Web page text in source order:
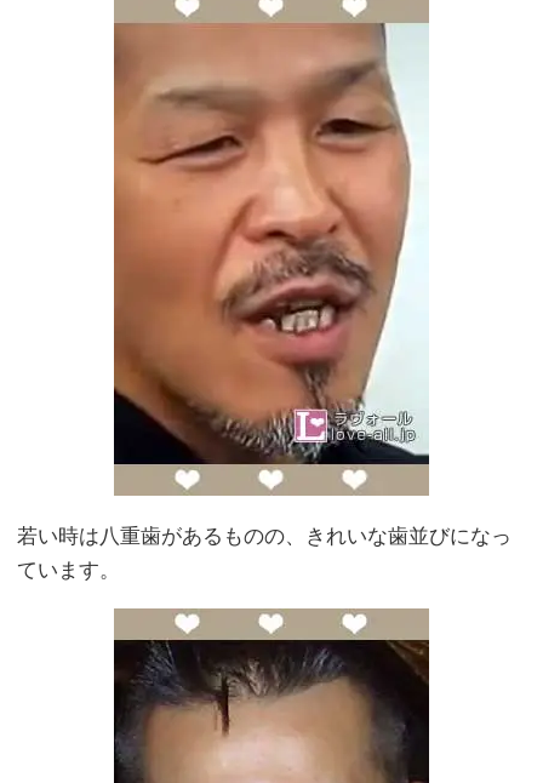
若い時は八重歯があるものの、きれいな歯並びになっ
ています。